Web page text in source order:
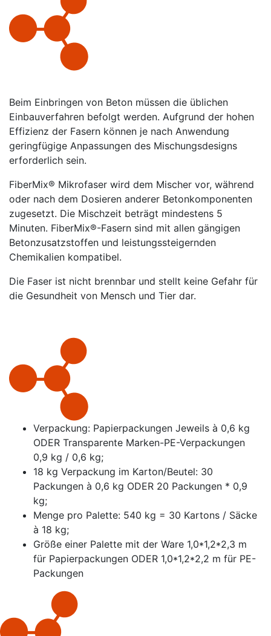
Beim Einbringen von Beton müssen die üblichen
Einbauverfahren befolgt werden. Aufgrund der hohen
Effizienz der Fasern können je nach Anwendung
geringfügige Anpassungen des Mischungsdesigns
erforderlich sein.
FiberMix® Mikrofaser wird dem Mischer vor, während
oder nach dem Dosieren anderer Betonkomponenten
zugesetzt. Die Mischzeit beträgt mindestens 5
Minuten. FiberMix®-Fasern sind mit allen gängigen
Betonzusatzstoffen und leistungssteigernden
Chemikalien kompatibel.
Die Faser ist nicht brennbar und stellt keine Gefahr für
die Gesundheit von Mensch und Tier dar.
Verpackung: Papierpackungen Jeweils à 0,6 kg
ODER Transparente Marken-PE-Verpackungen
0,9 kg / 0,6 kg;
18 kg Verpackung im Karton/Beutel: 30
Packungen à 0,6 kg ODER 20 Packungen * 0,9
kg;
Menge pro Palette: 540 kg = 30 Kartons / Säcke
à 18 kg;
Größe einer Palette mit der Ware 1,0*1,2*2,3 m
für Papierpackungen ODER 1,0*1,2*2,2 m für PE-
Packungen